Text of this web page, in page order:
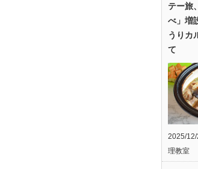
テー旅
べ」増
うりカ
て
2025/12/
理教室